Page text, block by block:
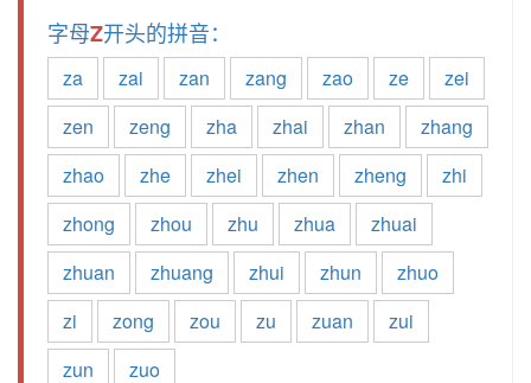
字母Z开头的拼音：
za zai zan zang zao ze
zei
zen
zeng zha zhai zhan
zhang
zhao
zhe zhei zhen zheng
zhi
zhong
zhou zhu zhua
zhuai
zhuan
zhuang zhui zhun
zhuo
zi
zong zou zu zuan
zui
zun
zuo